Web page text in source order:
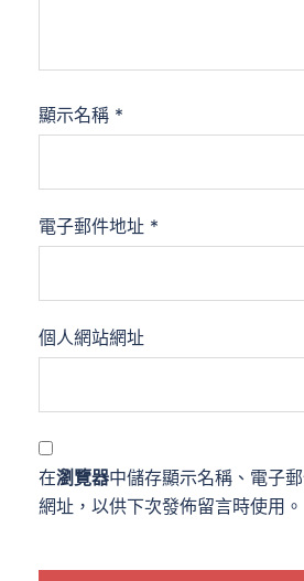
顯示名稱 *
電子郵件地址 *
個人網站網址
在瀏覽器中儲存顯示名稱、電子
網址，以供下次發佈留言時使用。